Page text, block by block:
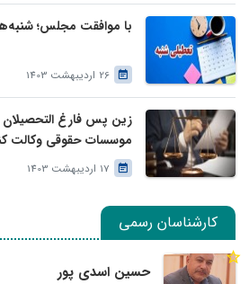
با موافقت مجلس؛
26 اردیبهشت 1403
زین پس فارغ التحصیلان
موسسات حقوقی وکالت
17 اردیبهشت 1403
کارشناسان رسمی
حسین اسدی پور